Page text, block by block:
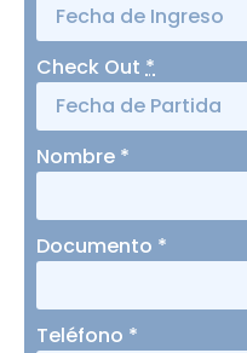
Check Out *
Nombre *
Documento *
Teléfono *